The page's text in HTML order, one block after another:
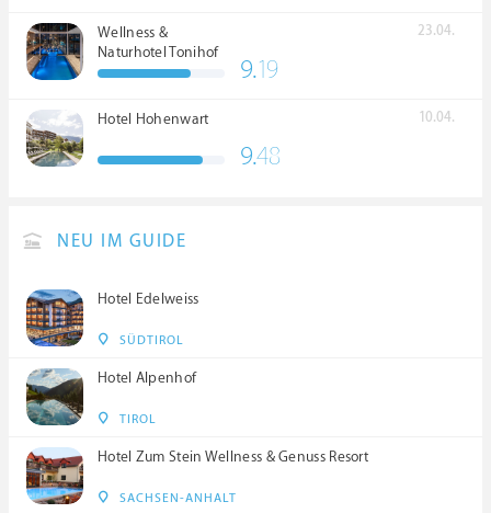
Wellness &
Naturhotel Tonihof
****S
23.04.
9.19
Hotel Hohenwart 10.04.
9.48
NEU IM GUIDE
Hotel Edelweiss
SÜDTIROL
Hotel Alpenhof
TIROL
Hotel Zum Stein Wellness & Genuss Resort
SACHSEN-ANHALT